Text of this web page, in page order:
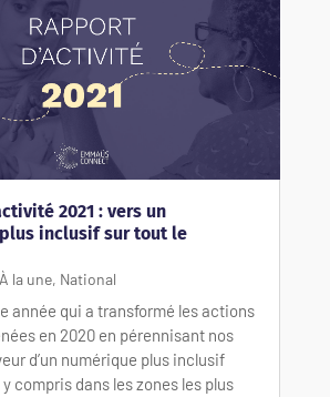
2021 : vers un
inclusif sur tout le
À la une, National
année qui a transformé les actions
en 2020 en pérennisant nos
d’un numérique plus inclusif
compris dans les zones les plus